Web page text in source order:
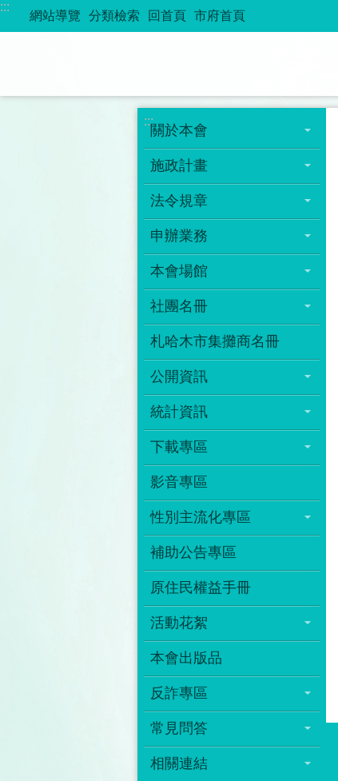
跳到主要內容區塊
:::
網站導覽 分類檢索 回首頁 市府首頁
:::
關於本會
施政計畫
法令規章
申辦業務
本會場館
社團名冊
札哈木市集攤商名冊
公開資訊
統計資訊
下載專區
影音專區
性別主流化專區
補助公告專區
原住民權益手冊
活動花絮
本會出版品
反詐專區
常見問答
相關連結